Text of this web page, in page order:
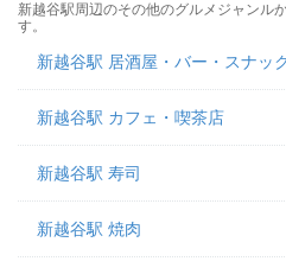
新越谷駅周辺のその他のグルメジャンル
す。
新越谷駅 居酒屋・バー・スナッ
新越谷駅 カフェ・喫茶店
新越谷駅 寿司
新越谷駅 焼肉